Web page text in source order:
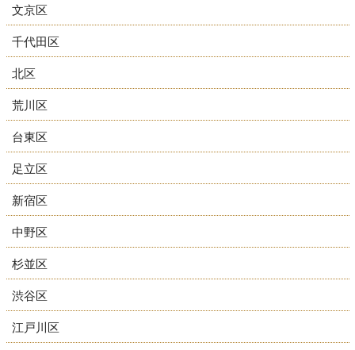
文京区
千代田区
北区
荒川区
台東区
足立区
新宿区
中野区
杉並区
渋谷区
江戸川区